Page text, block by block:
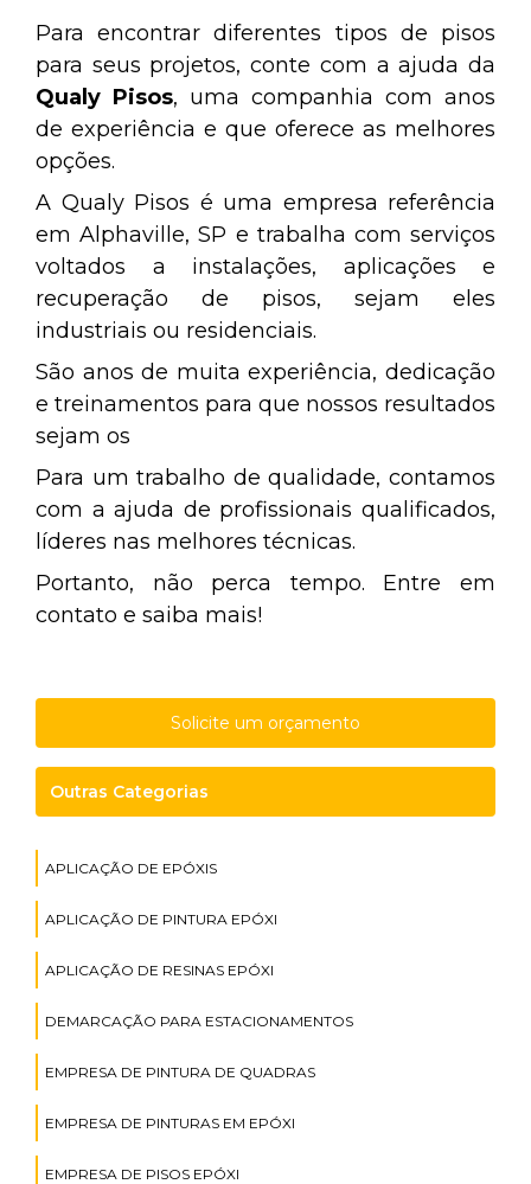
Para encontrar diferentes tipos de pisos
para seus projetos, conte com a ajuda da
Qualy Pisos, uma companhia com anos
de experiência e que oferece as melhores
opções.
A Qualy Pisos é uma empresa referência
em Alphaville, SP e trabalha com serviços
voltados a instalações, aplicações e
recuperação de pisos, sejam eles
industriais ou residenciais.
São anos de muita experiência, dedicação
e treinamentos para que nossos resultados
sejam os
Para um trabalho de qualidade, contamos
com a ajuda de profissionais qualificados,
líderes nas melhores técnicas.
Portanto, não perca tempo. Entre em
contato e saiba mais!
Solicite um orçamento
Outras Categorias
APLICAÇÃO DE EPÓXIS
APLICAÇÃO DE PINTURA EPÓXI
APLICAÇÃO DE RESINAS EPÓXI
DEMARCAÇÃO PARA ESTACIONAMENTOS
EMPRESA DE PINTURA DE QUADRAS
EMPRESA DE PINTURAS EM EPÓXI
EMPRESA DE PISOS EPÓXI